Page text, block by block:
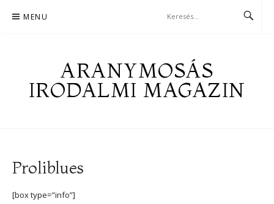
MENU
ARANYMOSÁS
IRODALMI MAGAZIN
Proliblues
[box type=”info”]